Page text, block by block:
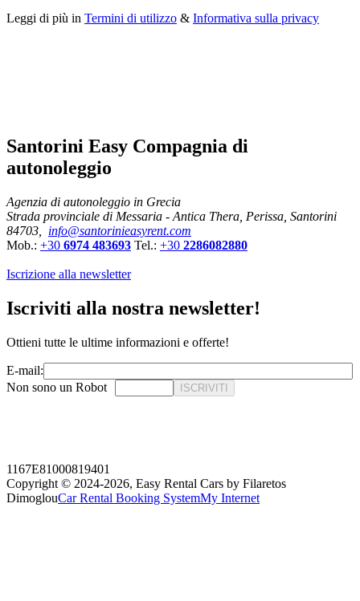
Leggi di più in Termini di utilizzo & Informativa sulla privacy
Santorini Easy Compagnia di
autonoleggio
Agenzia di autonoleggio in Grecia
Strada provinciale di Messaria - Antica Thera, Perissa, Santorini
84703, info@santorinieasyrent.com
Mob.: +30 6974 483693 Tel.: +30 2286082880
Iscrizione alla newsletter
Iscriviti alla nostra newsletter!
Ottieni tutte le ultime informazioni e offerte!
E-mail:
Non sono un Robot
ISCRIVITI
1167E81000819401
Copyright © 2024-2026, Easy Rental Cars by Filaretos
DimoglouCar Rental Booking SystemMy Internet